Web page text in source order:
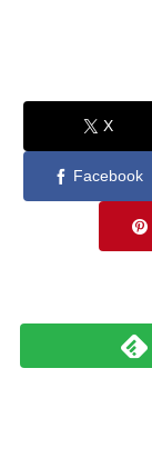
X
Facebook